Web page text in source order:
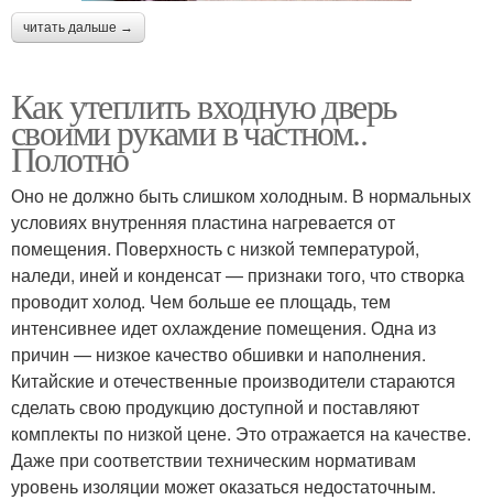
читать дальше →
Как утеплить входную дверь
своими руками в частном..
Полотно
Оно не должно быть слишком холодным. В нормальных
условиях внутренняя пластина нагревается от
помещения. Поверхность с низкой температурой,
наледи, иней и конденсат — признаки того, что створка
проводит холод. Чем больше ее площадь, тем
интенсивнее идет охлаждение помещения. Одна из
причин — низкое качество обшивки и наполнения.
Китайские и отечественные производители стараются
сделать свою продукцию доступной и поставляют
комплекты по низкой цене. Это отражается на качестве.
Даже при соответствии техническим нормативам
уровень изоляции может оказаться недостаточным.